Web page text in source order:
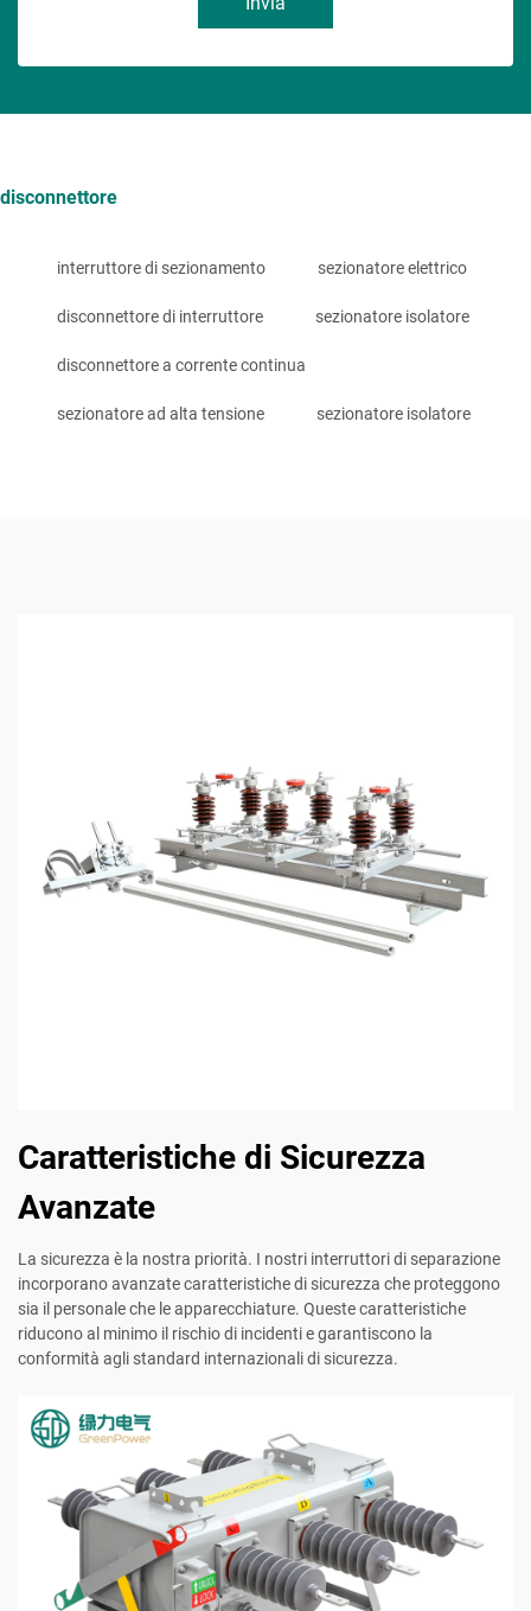
disconnettore
interruttore di sezionamento sezionatore elettrico
disconnettore di interruttore sezionatore isolatore
disconnettore a corrente continua
sezionatore ad alta tensione sezionatore isolatore
Caratteristiche di Sicurezza
Avanzate
La sicurezza è la nostra priorità. I nostri interruttori di separazione
incorporano avanzate caratteristiche di sicurezza che proteggono
sia il personale che le apparecchiature. Queste caratteristiche
riducono al minimo il rischio di incidenti e garantiscono la
conformità agli standard internazionali di sicurezza.